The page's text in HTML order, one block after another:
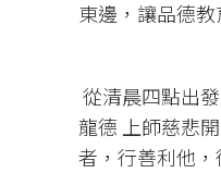
東邊，讓品德
從清晨四點出
龍德 上師慈悲
者，行善利他，